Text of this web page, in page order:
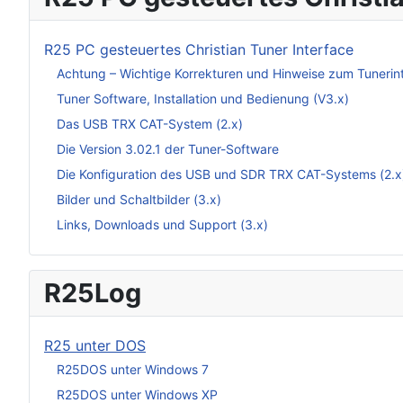
R25 PC gesteuertes Christian Tuner Interface
Achtung – Wichtige Korrekturen und Hinweise zum
Tuner Software, Installation und Bedienung (V3.x)
Das USB TRX CAT-System (2.x)
Die Version 3.02.1 der Tuner-Software
Die Konfiguration des USB und SDR TRX CAT-Systems
Bilder und Schaltbilder (3.x)
Links, Downloads und Support (3.x)
R25Log
R25 unter DOS
R25DOS unter Windows 7
R25DOS unter Windows XP